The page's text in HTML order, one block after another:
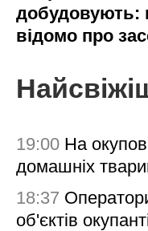
добудовують:
відомо про
19:00 На
домашніх
18:37
об'єктів